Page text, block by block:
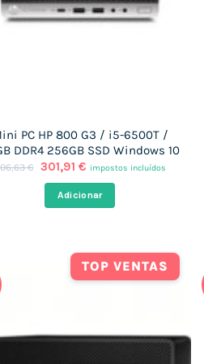
PC HP 800 G3 / i5-6500T /
DDR4 256GB SSD Windows 10
€ O
original
era:
301,91 €O
preço
atual
é:
impostos incluídos
Adicionar
TOP VENTAS